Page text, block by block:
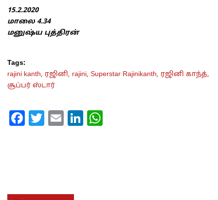
15.2.2020
மாலை 4.34
மனுஷ்ய புத்திரன்
Tags:
rajini kanth, ரஜினி, rajini, Superstar Rajinikanth, ரஜினி காந்த்,
சூப்பர் ஸ்டார்
Facebook
Twitter
EmailLinkedIn